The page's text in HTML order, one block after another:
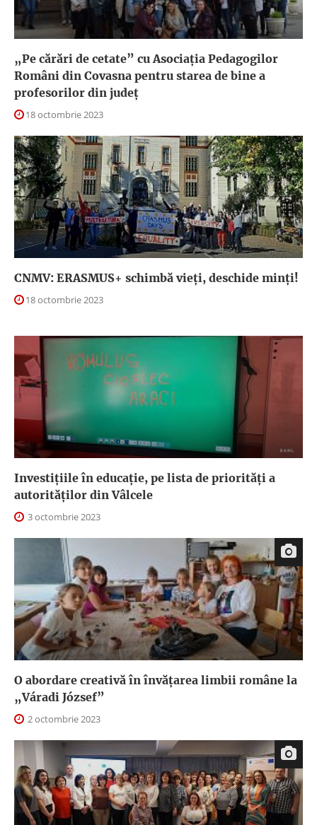
„Pe cărări de cetate” cu Asociația Pedagogilor
Români din Covasna pentru starea de bine a
profesorilor din județ
18 octombrie 2023
CNMV: ERASMUS+ schimbă vieți, deschide minți!
18 octombrie 2023
Investițiile în educație, pe lista de priorități a
autorităților din Vâlcele
3 octombrie 2023
O abordare creativă în învățarea limbii române la
„Váradi József”
2 octombrie 2023